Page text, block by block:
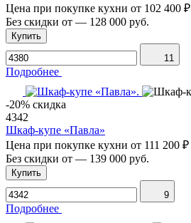
Цена при покупке кухни от 102 400 ₽
Без скидки от — 128 000 руб.
Купить
11
Подробнее
-20% скидка
4342
Шкаф-купе «Павла»
Цена при покупке кухни от 111 200 ₽
Без скидки от — 139 000 руб.
Купить
9
Подробнее